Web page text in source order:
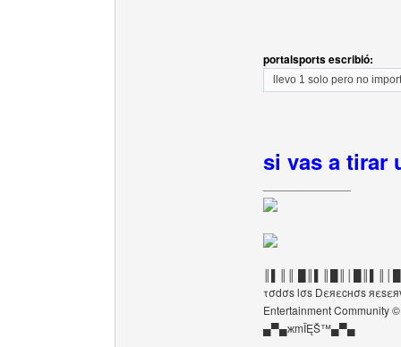
portalsports escribió:
llevo 1 solo pero no
si vas a tirar
║▌║║
τσdσs lσs Dεяεcнσs
Entertainment Community
▄▀▄жmĪĘŠ™▄▀▄